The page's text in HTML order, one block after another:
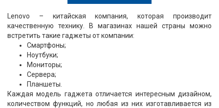
Lenovo – китайская компания, которая производит
качественную технику. В магазинах нашей страны можно
встретить такие гаджеты от компании:
Смартфоны;
Ноутбуки;
Мониторы;
Сервера;
Планшеты.
Каждая модель гаджета отличается интересным дизайном,
количеством функций, но любая из них изготавливается из